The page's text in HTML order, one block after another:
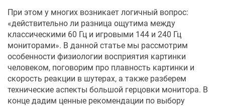
При этом у многих возникает логичный вопрос:
«действительно ли разница ощутима между
классическими 60 Гц и игровыми 144 и 240 Гц
мониторами». В данной статье мы рассмотрим
особенности физиологии восприятия картинки
человеком, поговорим про плавность картинки и
скорость реакции в шутерах, а также разберем
технические аспекты большой герцовки монитора. В
конце дадим ценные рекомендации по выбору